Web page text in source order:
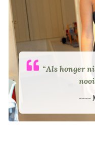
“Als honger
----